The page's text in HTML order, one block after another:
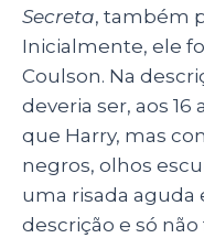
Secreta, também
Inicialmente, ele
Coulson. Na
deveria ser, aos
que Harry, mas
negros, olhos
uma risada aguda
descrição e só